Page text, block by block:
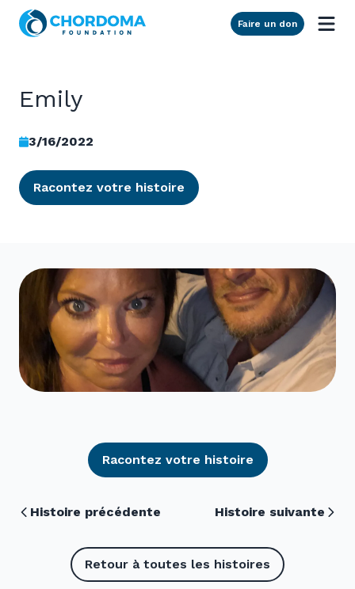
Skip to Main Content
Faire un don
Emily
3/16/2022
Racontez votre histoire
Racontez votre histoire
Histoire précédente Histoire suivante
Retour à toutes les histoires